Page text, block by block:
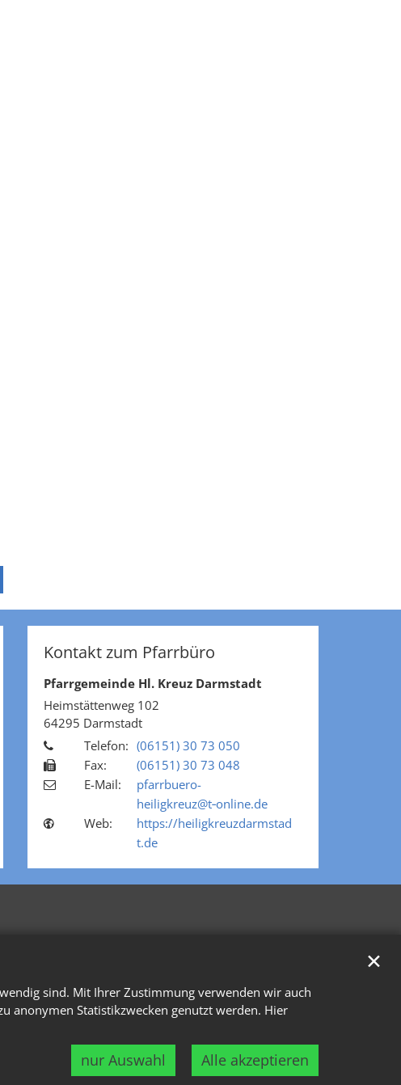
sind. Mit Ihrer Zustimmung verwenden wir auch
anonymen Statistikzwecken genutzt werden. Hier
nur Auswahl Alle akzeptieren
✕
Kontakt zum Pfarrbüro
Pfarrgemeinde Hl. Kreuz Darmstadt
Heimstättenweg 102
64295 Darmstadt
Telefon: (06151) 30 73 050
Fax:
(06151) 30 73 048
E-Mail:
pfarrbuero-
heiligkreuz@t‑online.de
Web:
https://heiligkreuzdarmstad
t.de